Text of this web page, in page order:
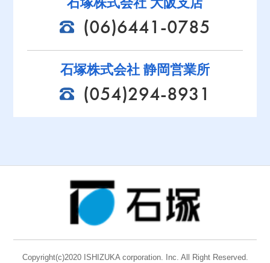
(06)6441-0785
石塚株式会社 静岡営業所
(054)294-8931
Copyright(c)2020 ISHIZUKA corporation. Inc. All Right Reserved.